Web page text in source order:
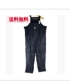
送料無料